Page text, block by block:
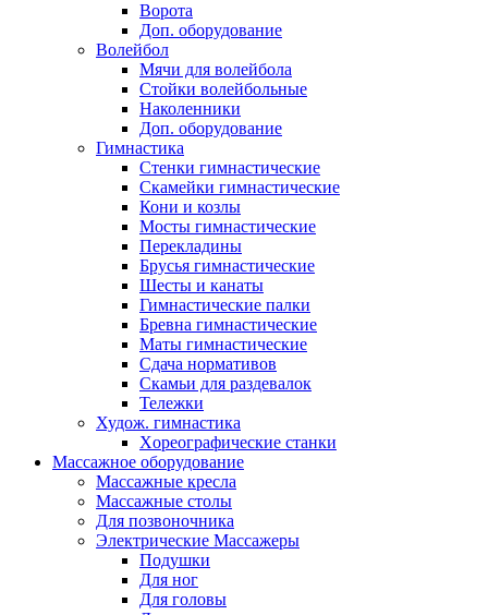
Ворота
Доп. оборудование
Волейбол
Мячи для волейбола
Стойки волейбольные
Наколенники
Доп. оборудование
Гимнастика
Стенки гимнастические
Скамейки гимнастические
Кони и козлы
Мосты гимнастические
Перекладины
Брусья гимнастические
Шесты и канаты
Гимнастические палки
Бревна гимнастические
Маты гимнастические
Сдача нормативов
Скамьи для раздевалок
Тележки
Худож. гимнастика
Xореографические станки
Массажное оборудование
Массажные кресла
Массажные столы
Для позвоночника
Электрические Массажеры
Подушки
Для ног
Для головы